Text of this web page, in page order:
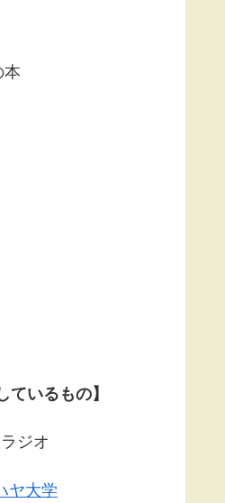
本
ているもの】
ジオ
ヤ大学